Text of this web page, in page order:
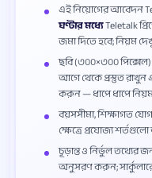
এই নিয়োগের আবেদন
ঘণ্টার মধ্যেTeletalk
জমা দিতে হবে; নিয়ম
ছবি (৩০০×৩০০ পিক্সেল)
আগে থেকে প্রস্তুত রাখুন
করুন — ধাপে ধাপে
বয়সসীমা, শিক্ষাগত
ক্ষেত্রে প্রযোজ্য
চূড়ান্ত ও নির্ভুল তথ্যের
অনুসরণ করুন;